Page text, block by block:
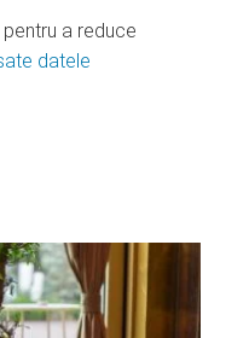
a reduce
datele